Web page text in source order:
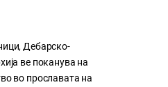
Дебарско-
ве поканува на
во прославата на